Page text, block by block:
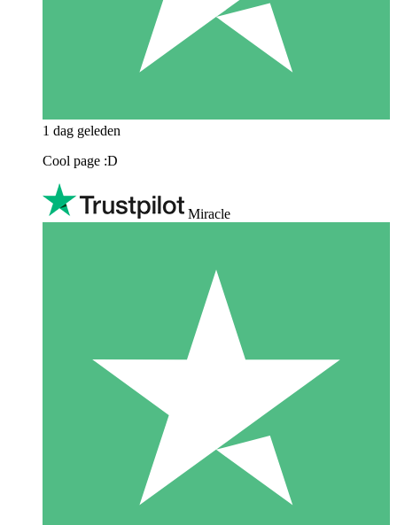
1 dag geleden
Cool page :D
Miracle